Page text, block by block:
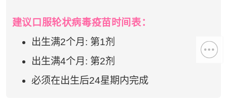
建议口服轮状病毒疫苗时间表：
出生满2个月: 第1剂
出生满4个月: 第2剂
必须在出生后24星期内完成
持！
祝您健康愉快！